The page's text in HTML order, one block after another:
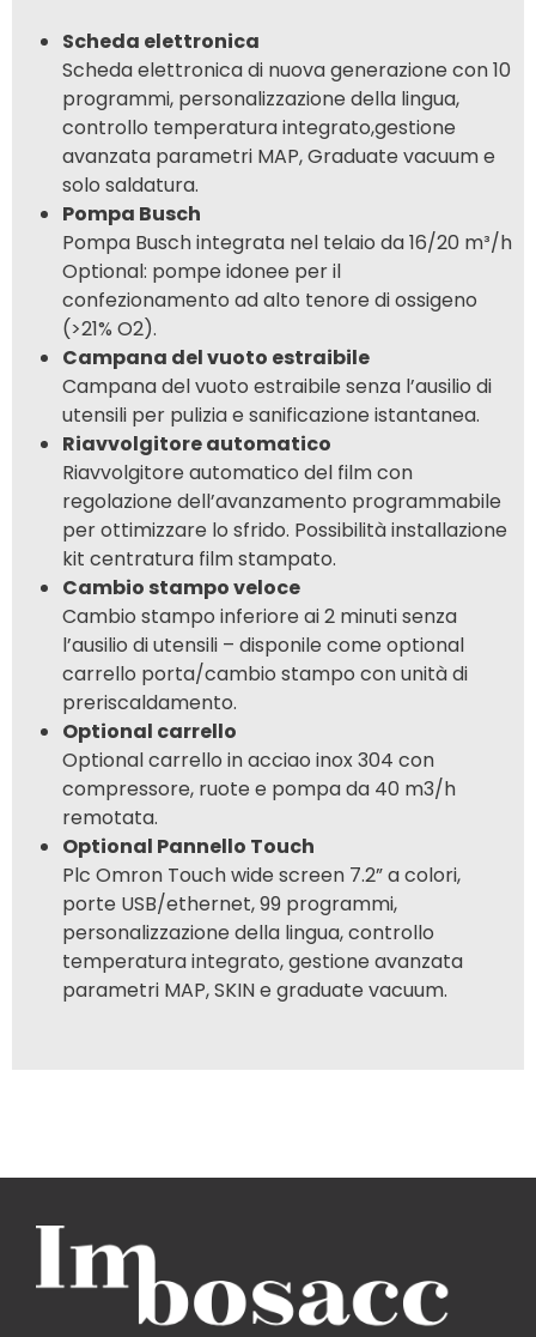
Scheda elettronica
Scheda elettronica di nuova generazione con 10
programmi, personalizzazione della lingua,
controllo temperatura integrato,gestione
avanzata parametri MAP, Graduate vacuum e
solo saldatura.
Pompa Busch
Pompa Busch integrata nel telaio da 16/20 m³/h
Optional: pompe idonee per il
confezionamento ad alto tenore di ossigeno
(>21% O2).
Campana del vuoto estraibile
Campana del vuoto estraibile senza l’ausilio di
utensili per pulizia e sanificazione istantanea.
Riavvolgitore automatico
Riavvolgitore automatico del film con
regolazione dell’avanzamento programmabile
per ottimizzare lo sfrido. Possibilità installazione
kit centratura film stampato.​
Cambio stampo veloce
Cambio stampo inferiore ai 2 minuti senza
l’ausilio di utensili – disponile come optional
carrello porta/cambio stampo con unità di
preriscaldamento.
Optional carrello
Optional carrello in acciao inox 304 con
compressore, ruote e pompa da 40 m3/h
remotata.
Optional Pannello Touch
Plc Omron Touch wide screen 7.2” a colori,
porte USB/ethernet, 99 programmi,
personalizzazione della lingua, controllo
temperatura integrato, gestione avanzata
parametri MAP, SKIN e graduate vacuum.